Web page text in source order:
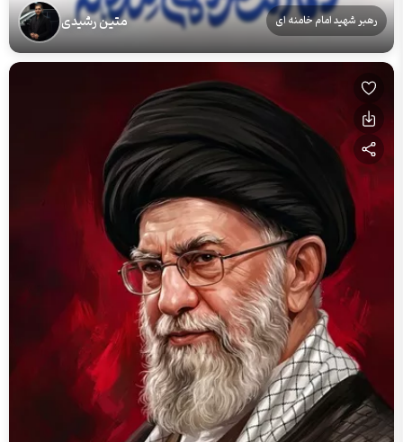
رهبر شهید امام خامنه ای متین رشیدی